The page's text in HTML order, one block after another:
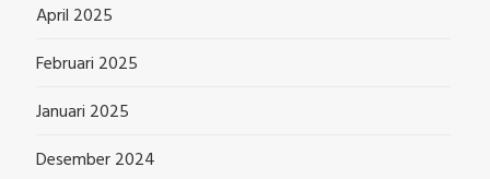
April 2025
Februari 2025
Januari 2025
Desember 2024